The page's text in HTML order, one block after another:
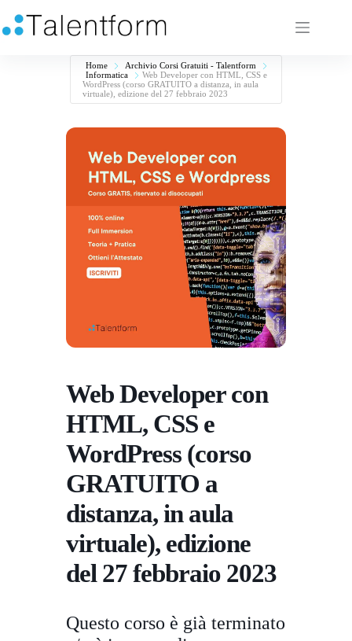
Home
Archivio Corsi Gratuiti - Talentform
Informatica
Web Developer con HTML, CSS e
WordPress (corso GRATUITO a distanza, in aula
virtuale), edizione del 27 febbraio 2023
Web Developer con
HTML, CSS e
WordPress (corso
GRATUITO a
distanza, in aula
virtuale), edizione
del 27 febbraio 2023
Questo corso è già terminato